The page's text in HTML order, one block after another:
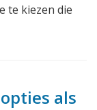
te kiezen die
als